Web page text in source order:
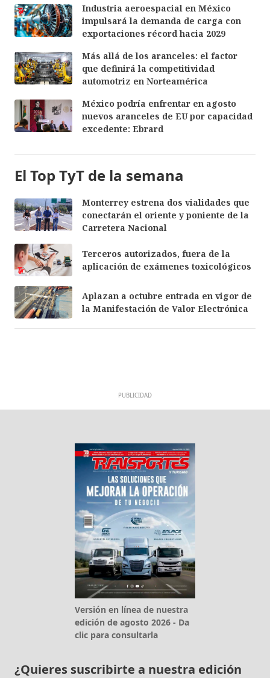
Industria aeroespacial en México
impulsará la demanda de carga con
exportaciones récord hacia 2029
Más allá de los aranceles: el factor
que definirá la competitividad
automotriz en Norteamérica
México podría enfrentar en agosto
nuevos aranceles de EU por capacidad
excedente: Ebrard
El Top TyT de la semana
Monterrey estrena dos vialidades que
conectarán el oriente y poniente de la
Carretera Nacional
Terceros autorizados, fuera de la
aplicación de exámenes toxicológicos
Aplazan a octubre entrada en vigor de
la Manifestación de Valor Electrónica
PUBLICIDAD
Versión en línea de nuestra
edición de agosto 2026 - Da
clic para consultarla
¿Quieres suscribirte a nuestra edición